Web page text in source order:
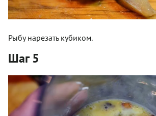
Рыбу нарезать кубиком.
Шаг 5